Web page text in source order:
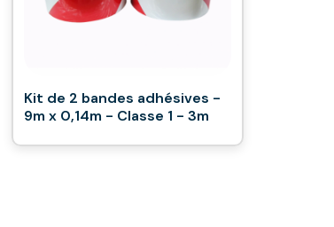
Kit de 2 bandes adhésives -
9m x 0,14m - Classe 1 - 3m